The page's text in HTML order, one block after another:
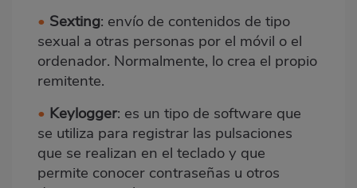
• Sexting: envío de contenidos de tipo
sexual a otras personas por el móvil o el
ordenador. Normalmente, lo crea el propio
remitente.
• Keylogger: es un tipo de software que
se utiliza para registrar las pulsaciones
que se realizan en el teclado y que
permite conocer contraseñas u otros